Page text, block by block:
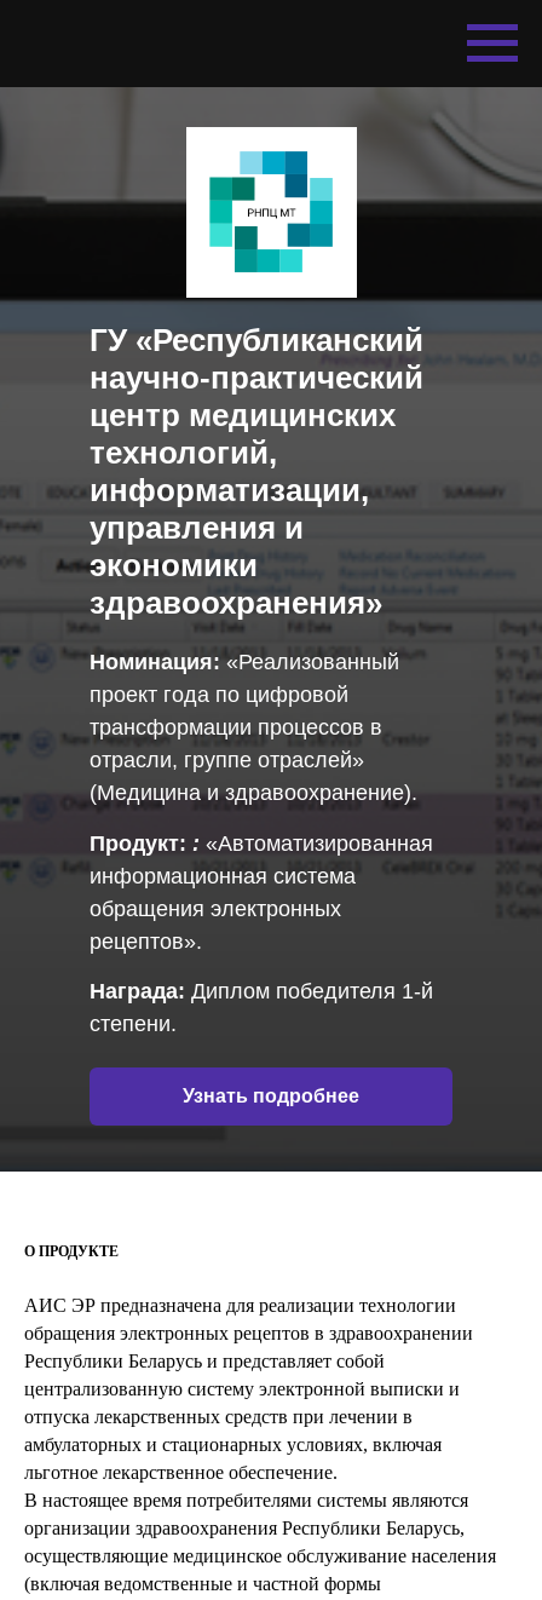
ГУ «Республиканский
научно-практический
центр медицинских
технологий,
информатизации,
управления и
экономики
здравоохранения»
Номинация: «Реализованный
проект года по цифровой
трансформации процессов в
отрасли, группе отраслей»
(Медицина и здравоохранение).
Продукт: : «Автоматизированная
информационная система
обращения электронных
рецептов».
Награда: Диплом победителя 1-й
степени.
Узнать подробнее
О ПРОДУКТЕ
АИС ЭР предназначена для реализации технологии
обращения электронных рецептов в здравоохранении
Республики Беларусь и представляет собой
централизованную систему электронной выписки и
отпуска лекарственных средств при лечении в
амбулаторных и стационарных условиях, включая
льготное лекарственное обеспечение.
В настоящее время потребителями системы являются
организации здравоохранения Республики Беларусь,
осуществляющие медицинское обслуживание населения
(включая ведомственные и частной формы